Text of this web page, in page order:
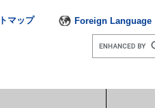
マップ Foreign Language